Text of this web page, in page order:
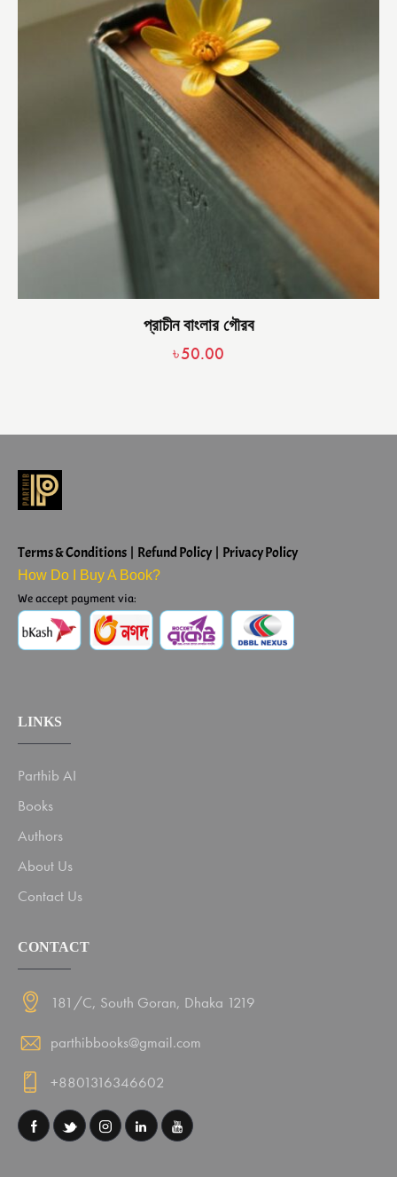
প্রাচীন বাংলার গৌরব
৳50.00
Terms & Conditions | Refund Policy | Privacy Policy
How Do I Buy A Book?
We accept payment via:
LINKS
Parthib AI
Books
Authors
About Us
Contact Us
CONTACT
181/C, South Goran, Dhaka 1219
parthibbooks@gmail.com
+8801316346602